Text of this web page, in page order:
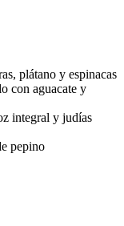
plátano y espinacas
con aguacate y
integral y judías
pepino